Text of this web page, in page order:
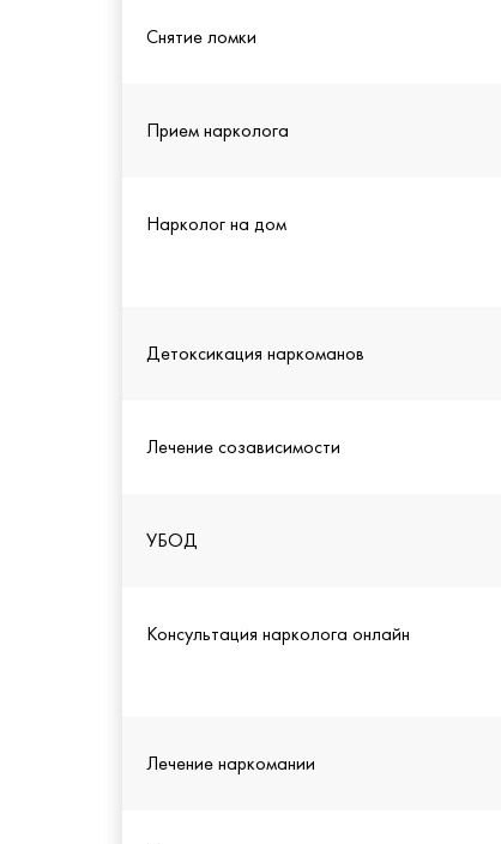
Снятие ломки
Прием нарколога
Нарколог на дом
Детоксикация наркоманов
Лечение созависимости
УБОД
Консультация нарколога онлайн
Лечение наркомании